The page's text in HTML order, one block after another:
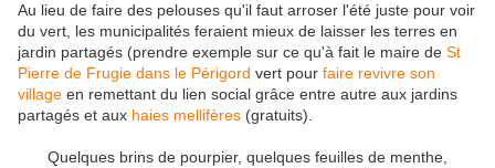
Au lieu de faire des pelouses qu'il faut arroser l'été juste pour voir
du vert, les municipalités feraient mieux de laisser les terres en
jardin partagés (prendre exemple sur ce qu'à fait le maire de St
Pierre de Frugie dans le Périgord vert pour faire revivre son
village en remettant du lien social grâce entre autre aux jardins
partagés et aux haies mellifères (gratuits).
Quelques brins de pourpier, quelques feuilles de menthe,